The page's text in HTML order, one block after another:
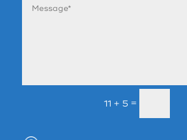
11 + 5 =